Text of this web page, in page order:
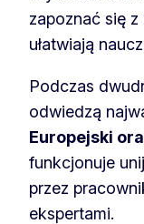
zapoznać się
ułatwiają
Podczas
odwiedzą
Europejski
funkcjonuje
przez
ekspertami.